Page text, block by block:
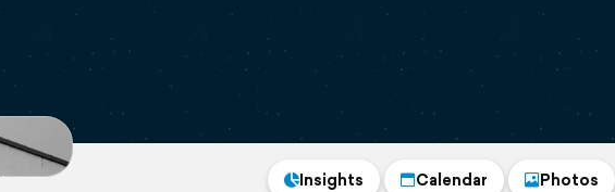
Insights Calendar Photos